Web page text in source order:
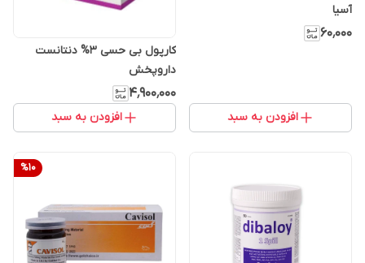
آسیا
۶۰٬۰۰۰
افزودن به سبد
کارپول بی حسی 3% دنتانست
داروپخش
۴٬۹۰۰٬۰۰۰
افزودن به سبد
%10